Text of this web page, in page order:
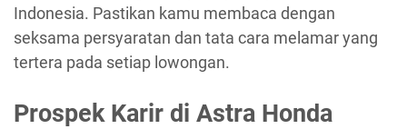
Indonesia. Pastikan kamu membaca dengan
seksama persyaratan dan tata cara melamar yang
tertera pada setiap lowongan.
Prospek Karir di Astra Honda